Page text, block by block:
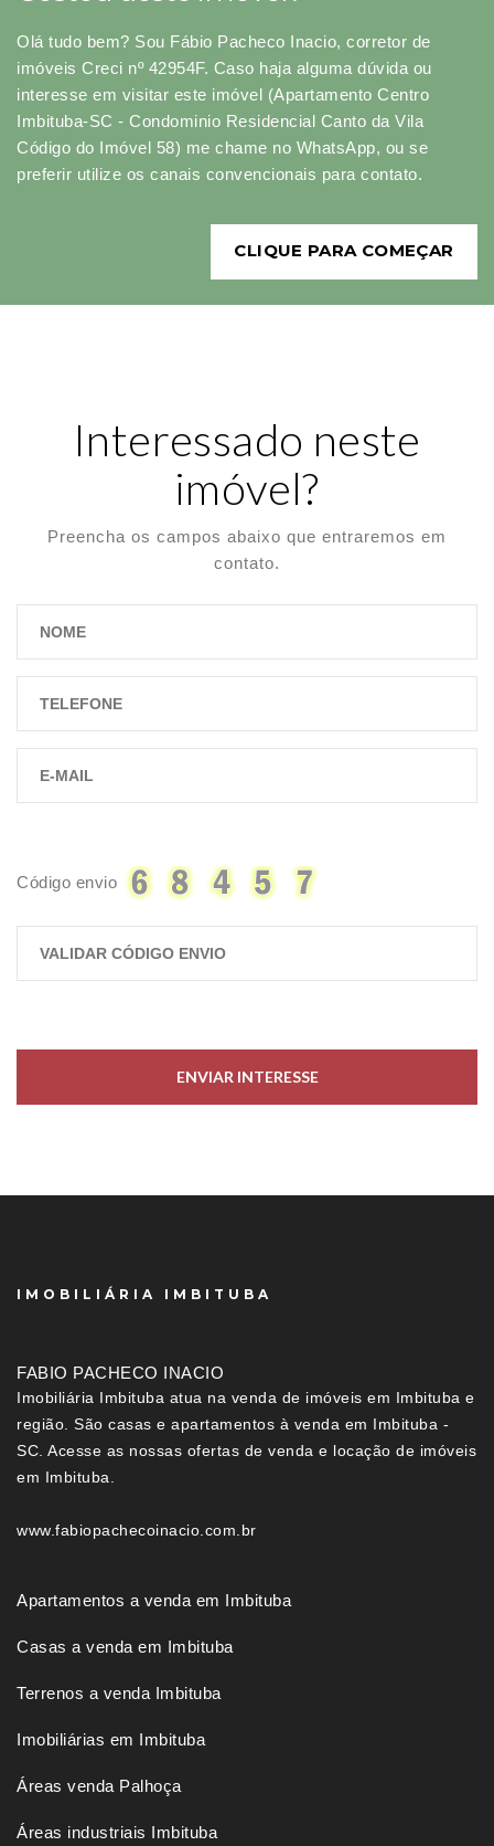
Olá tudo bem? Sou Fábio Pacheco Inacio, corretor de
imóveis Creci nº 42954F. Caso haja alguma dúvida ou
interesse em visitar este imóvel (Apartamento Centro
Imbituba-SC - Condominio Residencial Canto da Vila
Código do Imóvel 58) me chame no WhatsApp, ou se
preferir utilize os canais convencionais para contato.
CLIQUE PARA COMEÇAR
Interessado neste
imóvel?
Preencha os campos abaixo que entraremos em
contato.
Código envio
ENVIAR INTERESSE
IMOBILIÁRIA IMBITUBA
FABIO PACHECO INACIO
Imobiliária Imbituba atua na venda de imóveis em Imbituba e
região. São casas e apartamentos à venda em Imbituba -
SC. Acesse as nossas ofertas de venda e locação de imóveis
em Imbituba.
www.fabiopachecoinacio.com.br
Apartamentos a venda em Imbituba
Casas a venda em Imbituba
Terrenos a venda Imbituba
Imobiliárias em Imbituba
Áreas venda Palhoça
Áreas industriais Imbituba